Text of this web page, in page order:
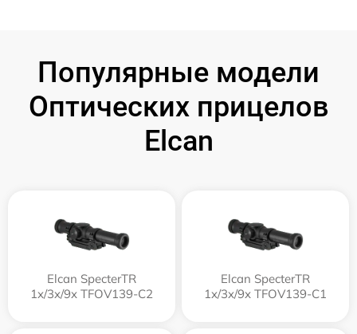
Популярные модели
Оптических прицелов
Elcan
Elcan SpecterTR
1x/3x/9x TFOV139-C2
Elcan SpecterTR
1x/3x/9x TFOV139-C1